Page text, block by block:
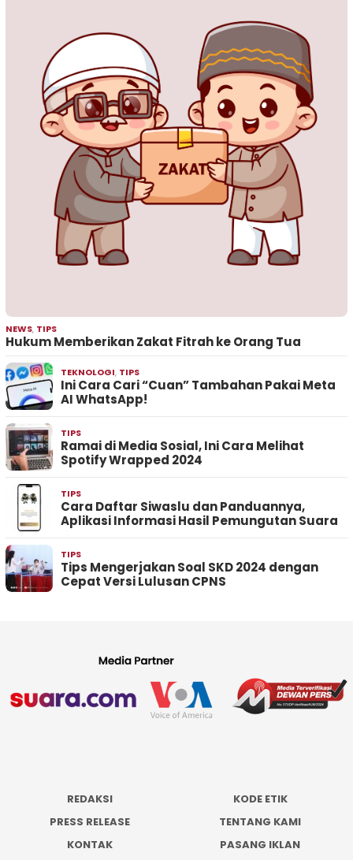
NEWS, TIPS
Hukum Memberikan Zakat Fitrah ke Orang Tua
TEKNOLOGI, TIPS
Ini Cara Cari “Cuan” Tambahan Pakai Meta
AI WhatsApp!
TIPS
Ramai di Media Sosial, Ini Cara Melihat
Spotify Wrapped 2024
TIPS
Cara Daftar Siwaslu dan Panduannya,
Aplikasi Informasi Hasil Pemungutan Suara
TIPS
Tips Mengerjakan Soal SKD 2024 dengan
Cepat Versi Lulusan CPNS
REDAKSI
KODE ETIK
PRESS RELEASE
TENTANG KAMI
KONTAK
PASANG IKLAN